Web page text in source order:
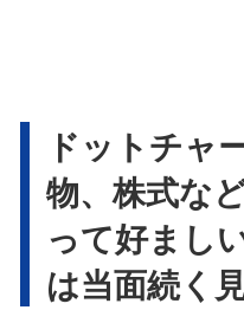
ドットチャ
物、株式な
って好まし
は当面続く